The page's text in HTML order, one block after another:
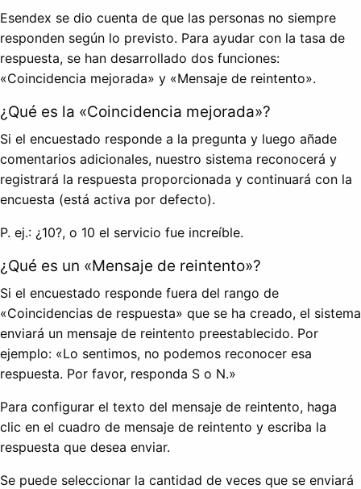
Esendex se dio cuenta de que las personas no siempre
responden según lo previsto. Para ayudar con la tasa de
respuesta, se han desarrollado dos funciones:
«Coincidencia mejorada» y «Mensaje de reintento».
¿Qué es la «Coincidencia mejorada»?
Si el encuestado responde a la pregunta y luego añade
comentarios adicionales, nuestro sistema reconocerá y
registrará la respuesta proporcionada y continuará con la
encuesta (está activa por defecto).
P. ej.: ¿10?, o 10 el servicio fue increíble.
¿Qué es un «Mensaje de reintento»?
Si el encuestado responde fuera del rango de
«Coincidencias de respuesta» que se ha creado, el sistema
enviará un mensaje de reintento preestablecido. Por
ejemplo: «Lo sentimos, no podemos reconocer esa
respuesta. Por favor, responda S o N.»
Para configurar el texto del mensaje de reintento, haga
clic en el cuadro de mensaje de reintento y escriba la
respuesta que desea enviar.
Se puede seleccionar la cantidad de veces que se enviará